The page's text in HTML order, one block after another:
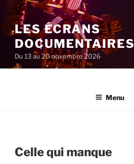
au
contenu
principal
LES ÉCRANS
DOCUMENTAIRES
Du 13 au 20 novembre 2026
Menu
Celle qui manque